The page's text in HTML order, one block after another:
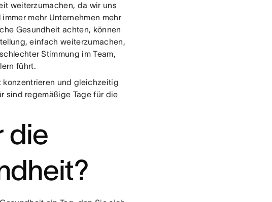
weiterzumachen, da wir uns
mehr Unternehmen mehr
Gesundheit achten, können
einfach weiterzumachen,
Stimmung im Team,
führt.
konzentrieren und gleichzeitig
sind regemäßige Tage für die
die